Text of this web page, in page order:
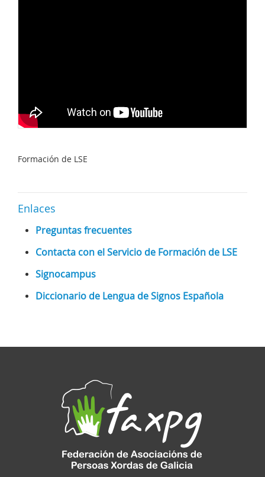
Formación de LSE
Enlaces
Preguntas frecuentes
Contacta con el Servicio de Formación de LSE
Signocampus
Diccionario de Lengua de Signos Española